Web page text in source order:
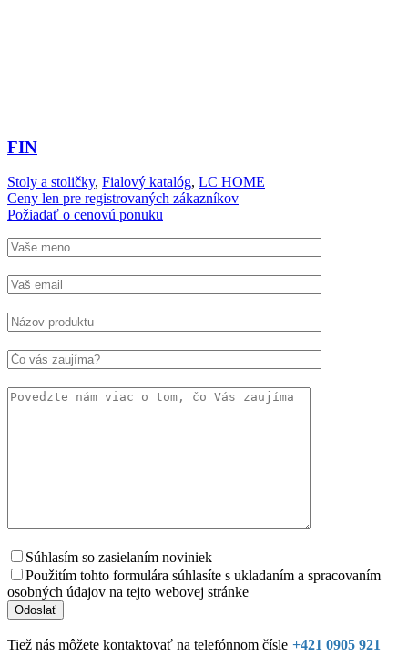
FIN
Stoly a stoličky, Fialový katalóg, LC HOME
Ceny len pre registrovaných zákazníkov
Požiadať o cenovú ponuku
Súhlasím so zasielaním noviniek
Použitím tohto formulára súhlasíte s ukladaním a spracovaním
osobných údajov na tejto webovej stránke
Tiež nás môžete kontaktovať na telefónnom čísle +421 0905 921